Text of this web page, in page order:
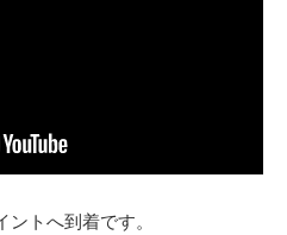
トへ到着です。